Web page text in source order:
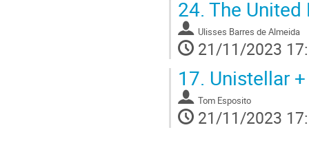
24. The United
Ulisses Barres de Almeida
21/11/2023
17. Unistellar
Tom Esposito
21/11/2023